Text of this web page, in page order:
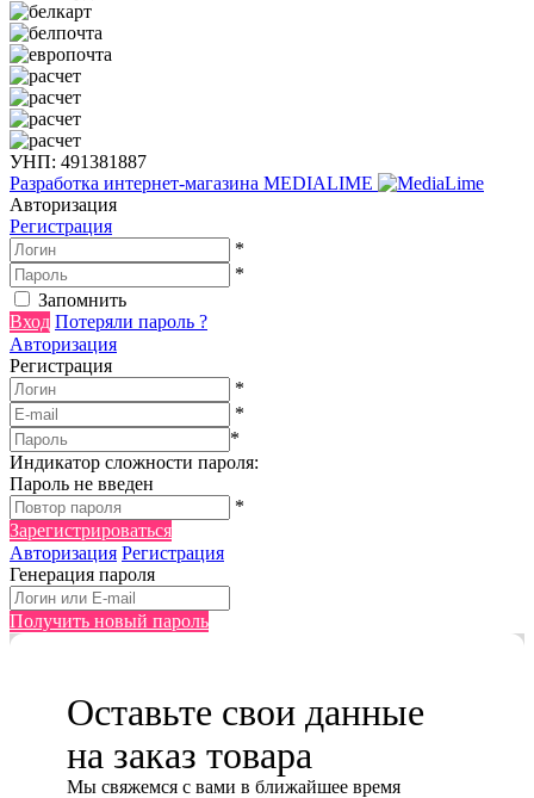
УНП: 491381887
Разработка интернет-магазина MEDIALIME
Авторизация
Регистрация
*
*
Запомнить
Вход Потеряли пароль ?
Авторизация
Регистрация
*
*
*
Индикатор сложности пароля:
Пароль не введен
*
Зарегистрироваться
Авторизация Регистрация
Генерация пароля
Получить новый пароль
Оставьте свои данные
на заказ товара
Мы cвяжемся с вами в ближайшее время